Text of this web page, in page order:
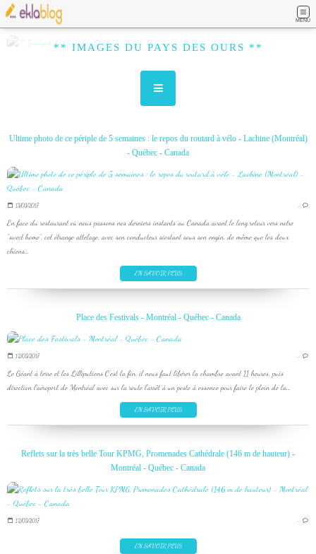
MENU
** IMAGES DU PAYS DES OURS **
Ultime photo de ce périple de 5 semaines : le repos du routard à vélo - Lachine (Montréal)
- Québec - Canada
13/03/2017 …
En face du restaurant où nous passons nos derniers instants au Canada avant le long retour vers notre
"sweet home", cet étrange attelage, avec son conducteur siestant sous son engin, de même que les deux
chiens...
EN SAVOIR PLUS
Place des Festivals - Montréal - Québec - Canada
12/03/2017 …
Le Géant à terre et les Lilliputiens C'est la fin, il nous faut libérer la chambre avant 11 heures, puis
direction l'aéroport de Montréal avec sur la route l'arrêt à un poste à essence pour faire le plein de la...
EN SAVOIR PLUS
Reflets sur la très belle Tour KPMG, Promenades Cathédrale (146 m de hauteur) -
Montréal - Québec - Canada
12/03/2017 …
EN SAVOIR PLUS